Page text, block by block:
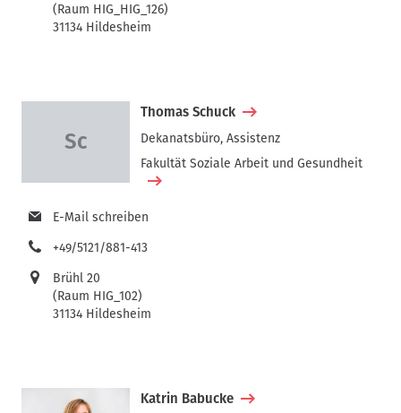
(Raum HIG_HIG_126)
31134 Hildesheim
Thomas Schuck
Dekanatsbüro, Assistenz
Fakultät Soziale Arbeit und Gesundheit
E-Mail schreiben
+49/5121/881-413
Brühl 20
(Raum HIG_102)
31134 Hildesheim
Katrin Babucke